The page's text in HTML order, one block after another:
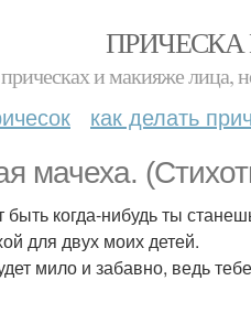
и макияже лица,
как делать
мачеха.
быть когда-нибудь ты
для двух моих детей.
мило и забавно, ведь